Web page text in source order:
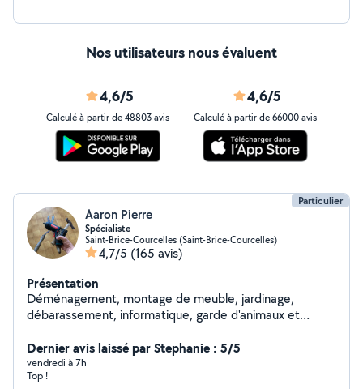
Nos utilisateurs nous évaluent
4,6/5
Calculé à partir de 48803 avis
4,6/5
Calculé à partir de 66000 avis
Particulier
Aaron Pierre
Spécialiste
Saint-Brice-Courcelles (Saint-Brice-Courcelles)
4,7/5 (165 avis)
Présentation
Déménagement, montage de meuble, jardinage,
débarassement, informatique, garde d'animaux et
quelque chose, je sais presque tout faire et même si je
ne sais pas le faire, je trouverai quelqu'un pour vous
aider
Dernier avis laissé par Stephanie : 5/5
vendredi à 7h
Top !